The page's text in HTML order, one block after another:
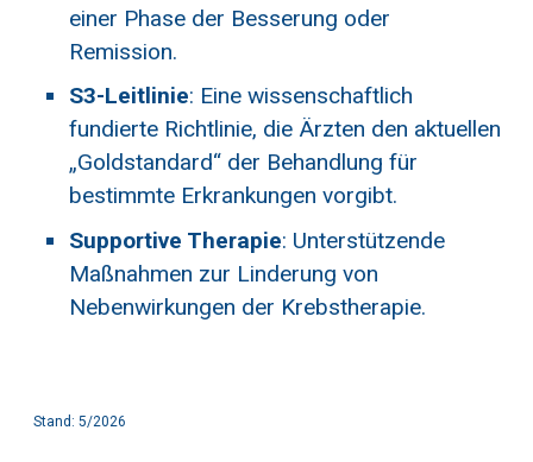
einer Phase der Besserung oder
Remission.
S3-Leitlinie: Eine wissenschaftlich
fundierte Richtlinie, die Ärzten den aktuellen
„Goldstandard“ der Behandlung für
bestimmte Erkrankungen vorgibt.
Supportive Therapie: Unterstützende
Maßnahmen zur Linderung von
Nebenwirkungen der Krebstherapie.
Stand: 5/2026